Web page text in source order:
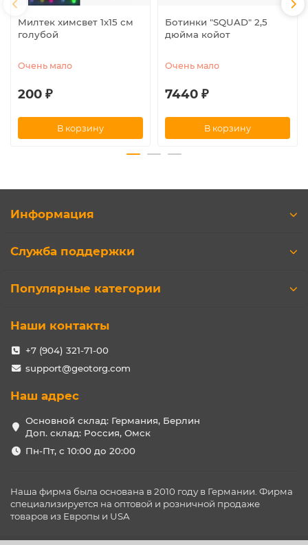
Милтек химсвет 1х15 см
голубой
Очень мало
200 ₽
В корзину
Ботинки "SQUAD" 2,5
дюйма койот
Очень мало
7440 ₽
В корзину
Информация
Служба поддержки
Популярные категории
Наши контакты
+7 (904) 321-71-00
support@geotorg.com
Наш адрес
Основной склад: Германия, Берлин
Доп. склад: Россия, Омск
Пн-Пт, с 10:00 до 20:00
Наша фирма была основана в 2010 году в Германии. Фирма
специализируется на оптовой и розничной продаже
товаров из Европы и USA